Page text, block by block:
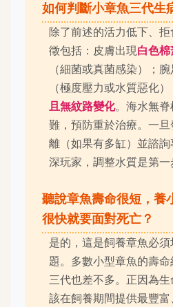
如何判斷小章魚三代生
除了前述的活力低下、
徵包括：皮膚出現白色
（細菌或真菌感染）；
（極度壓力或水質惡化
且無紋路變化。海水無
難，預防重於治療。一
離（如果有多缸）並諮
深玩家，調整水質是第一
聽說章魚壽命很短，養
很快就要面對死亡？
是的，這是飼養章魚必
題。多數小型章魚的壽
三代也差不多。正因為
該在飼養期間提供最豐